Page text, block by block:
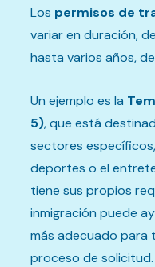
Los permisos de
variar en duración,
hasta varios años,
Un ejemplo es la
5), que está
sectores
deportes o el
tiene sus propios
inmigración puede
más adecuado para
proceso de solicitud.